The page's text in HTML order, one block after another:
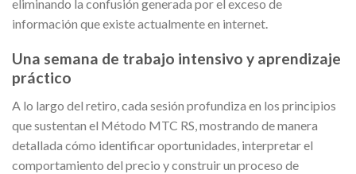
eliminando la confusión generada por el exceso de
información que existe actualmente en internet.
Una semana de trabajo intensivo y aprendizaje
práctico
A lo largo del retiro, cada sesión profundiza en los principios
que sustentan el Método MTC RS, mostrando de manera
detallada cómo identificar oportunidades, interpretar el
comportamiento del precio y construir un proceso de